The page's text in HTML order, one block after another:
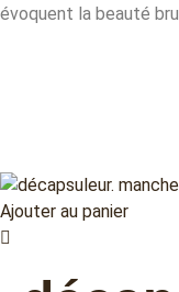
évoquent la beauté
Ajouter au panier